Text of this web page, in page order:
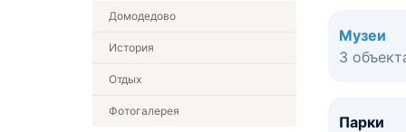
Музеи
3
Парки
Домодедово
История
Отдых
Фотогалерея